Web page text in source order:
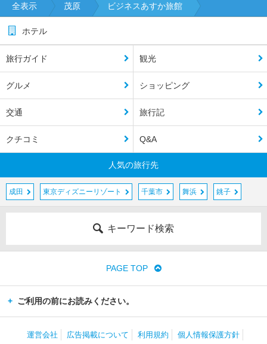
全表示 茂原 ビジネスあすか旅館
ホテル
旅行ガイド 観光
グルメ ショッピング
交通 旅行記
クチコミ Q&A
人気の旅行先
成田 東京ディズニーリゾート 千葉市 舞浜 銚子
キーワード検索
PAGE TOP
ご利用の前にお読みください。
運営会社 広告掲載について 利用規約 個人情報保護方針